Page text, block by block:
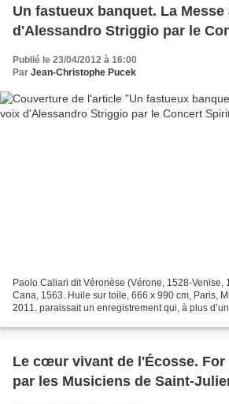
Un fastueux banquet. La Messe
d'Alessandro Striggio par le
Publié le 23/04/2012 à 16:00
Par Jean-Christophe Pucek
Paolo Caliari dit Véronèse (Vérone, 1528-Venise,
Cana, 1563. Huile sur toile, 666 x 990 cm, Paris,
2011, paraissait un enregistrement qui, à plus
Le cœur vivant de l'Écosse. For
par les Musiciens de Saint-